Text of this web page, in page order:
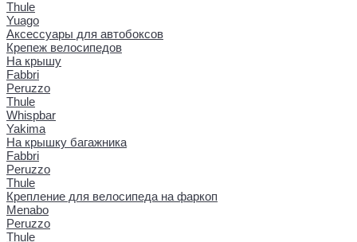
Thule
Yuago
Аксессуары для автобоксов
Крепеж велосипедов
На крышу
Fabbri
Peruzzo
Thule
Whispbar
Yakima
На крышку багажника
Fabbri
Peruzzo
Thule
Крепление для велосипеда на фаркоп
Menabo
Peruzzo
Thule